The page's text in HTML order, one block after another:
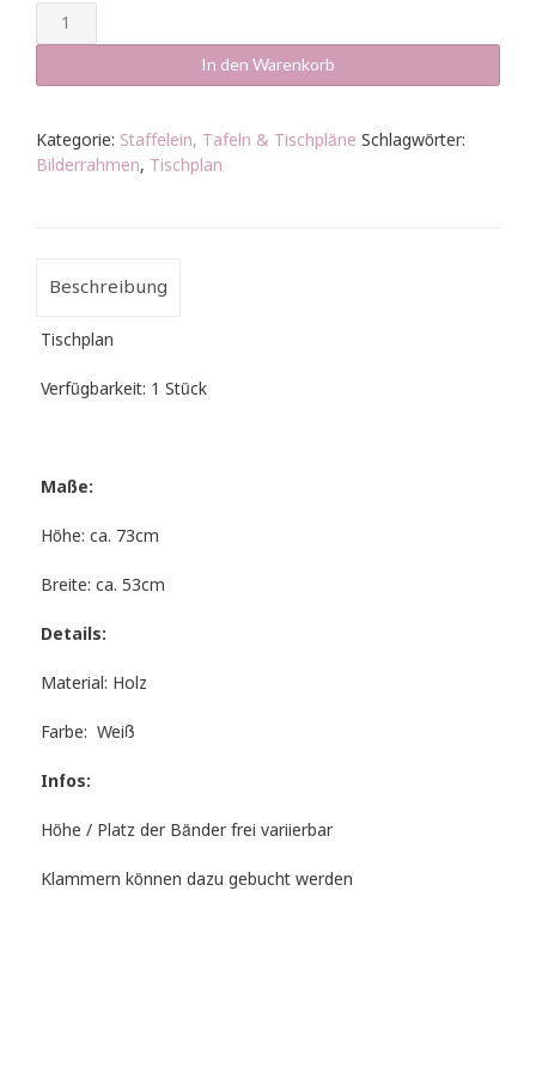
Tischplan
Bilderrahmen
70x50cm
In den Warenkorb
Kategorie: Staffelein, Tafeln & Tischpläne Schlagwörter:
Bilderrahmen, Tischplan
Beschreibung
Tischplan
Verfügbarkeit: 1 Stück
Maße:
Höhe: ca. 73cm
Breite: ca. 53cm
Details:
Material: Holz
Farbe: Weiß
Infos:
Höhe / Platz der Bänder frei variierbar
Klammern können dazu gebucht werden